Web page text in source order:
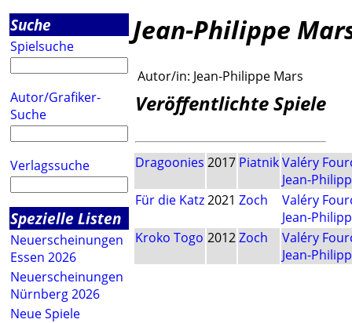
Suche
Spielsuche
Autor/Grafiker-
Suche
Verlagssuche
Spezielle Listen
Neuerscheinungen
Essen 2026
Neuerscheinungen
Nürnberg 2026
Neue Spiele
Jean-Philippe
Autor/in: Jean-Philippe Mars
Veröffentlichte Spiele
Dragoonies 2017 PiatnikValéry
Jean-
Für die Katz2021 Zoch
Valéry
Jean-
Kroko Togo 2012Zoch
Valéry
Jean-